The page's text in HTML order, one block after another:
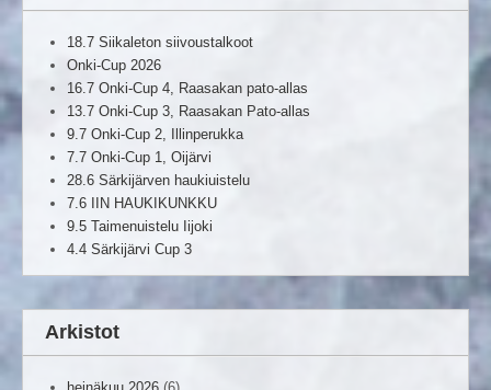
18.7 Siikaleton siivoustalkoot
Onki-Cup 2026
16.7 Onki-Cup 4, Raasakan pato-allas
13.7 Onki-Cup 3, Raasakan Pato-allas
9.7 Onki-Cup 2, Illinperukka
7.7 Onki-Cup 1, Oijärvi
28.6 Särkijärven haukiuistelu
7.6 IIN HAUKIKUNKKU
9.5 Taimenuistelu Iijoki
4.4 Särkijärvi Cup 3
Arkistot